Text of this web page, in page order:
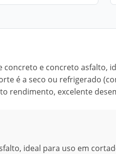
e concreto asfalto,
é a seco ou refrigerado
rendimento, excelente
ideal para uso em